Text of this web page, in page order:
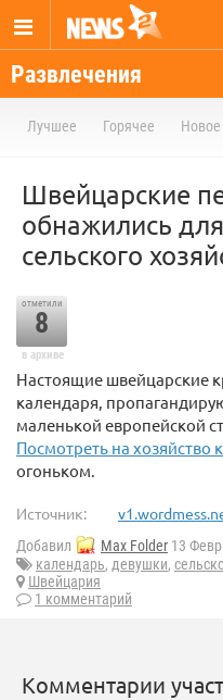
Развлечения
Лучшее Горячее Новое
Швейцарские
обнажились
сельского
отметили
8
в архиве
Настоящие швейцарские
календаря,
маленькой европейской
Посмотреть на хозяйство
огоньком.
Источник:
Добавил Max Folder 13
календарь, девушки,
Швейцария
1 комментарий
Комментарии